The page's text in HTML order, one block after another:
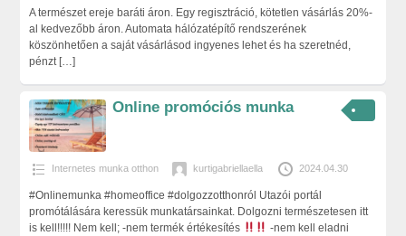
A természet ereje baráti áron. Egy regisztráció, kötetlen vásárlás 20%-
al kedvezőbb áron. Automata hálózatépítő rendszerének
köszönhetően a saját vásárlásod ingyenes lehet és ha szeretnéd,
pénzt […]
Online promóciós munka
Internetes munka otthon kurtigabriellaella 2024.04.30
#Onlinemunka #homeoffice #dolgozzotthonról Utazói portál
promótálására keressük munkatársainkat. Dolgozni természetesen itt
is kell!!!!! Nem kell; -nem termék értékesítés
-nem kell eladni